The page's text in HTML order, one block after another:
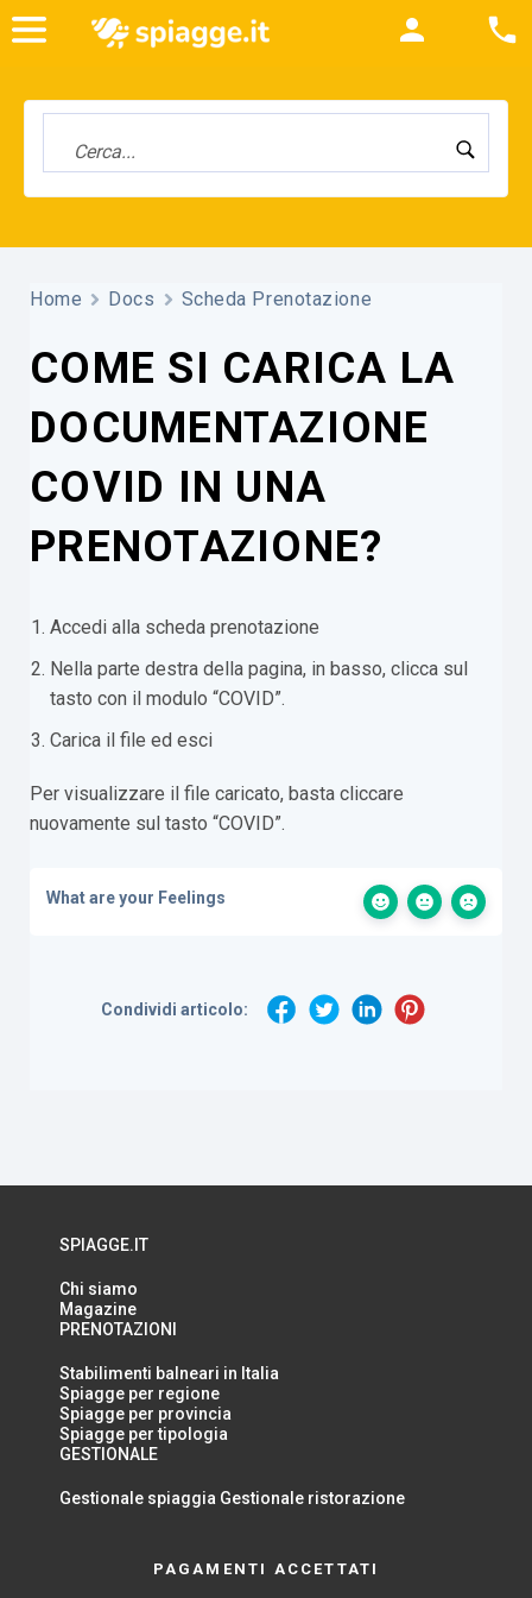
Home Docs Scheda Prenotazione
COME SI CARICA LA
DOCUMENTAZIONE
COVID IN UNA
PRENOTAZIONE?
Accedi alla scheda prenotazione
Nella parte destra della pagina, in basso, clicca sul
tasto con il modulo “COVID”.
Carica il file ed esci
Per visualizzare il file caricato, basta cliccare
nuovamente sul tasto “COVID”.
What are your Feelings
Condividi articolo:
SPIAGGE.IT
Chi siamo
Magazine
PRENOTAZIONI
Stabilimenti balneari in Italia
Spiagge per regione
Spiagge per provincia
Spiagge per tipologia
GESTIONALE
Gestionale spiaggia Gestionale ristorazione
PAGAMENTI ACCETTATI